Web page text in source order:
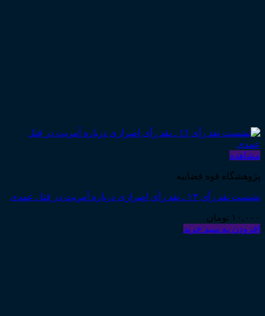
مشاهده
پژوهشگاه قوه قضاییه
نشست نقد رأی ۱۳ ـ نقد رأی اصراری درباره آمریت در قتل عمدی
۱۰,۰۰۰ تومان
افزودن به سبد خرید